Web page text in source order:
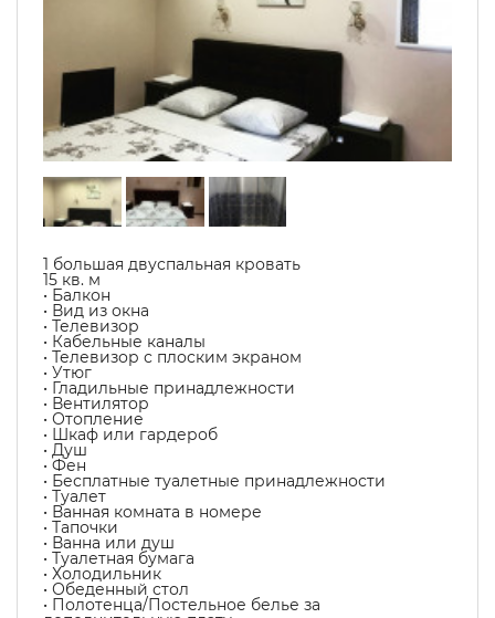
1 большая двуспальная кровать
15 кв. м
• Балкон
• Вид из окна
• Телевизор
• Кабельные каналы
• Телевизор с плоским экраном
• Утюг
• Гладильные принадлежности
• Вентилятор
• Отопление
• Шкаф или гардероб
• Душ
• Фен
• Бесплатные туалетные принадлежности
• Туалет
• Ванная комната в номере
• Тапочки
• Ванна или душ
• Туалетная бумага
• Холодильник
• Обеденный стол
• Полотенца/Постельное белье за